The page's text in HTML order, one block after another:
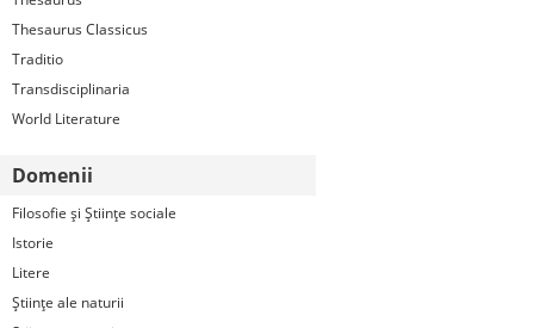
Thesaurus Classicus
Traditio
Transdisciplinaria
World Literature
Domenii
Filosofie şi Ştiinţe sociale
Istorie
Litere
Ştiinţe ale naturii